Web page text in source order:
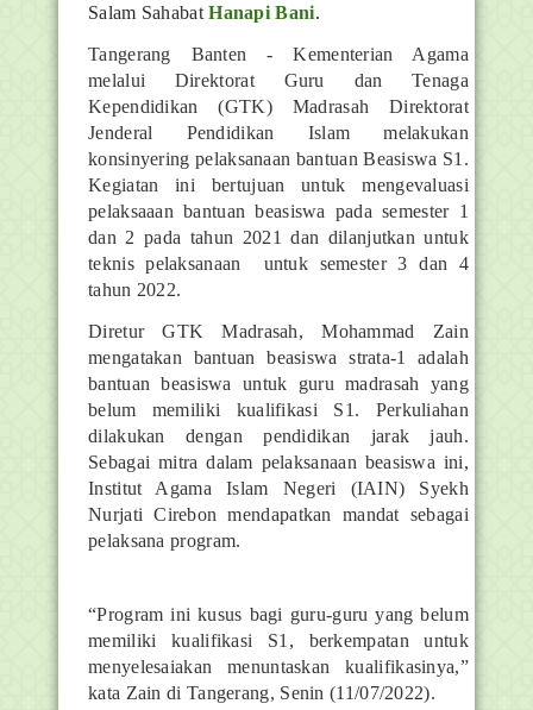
Salam SahabatHanapi Bani.
Tangerang Banten - Kementerian Agama
melalui Direktorat Guru dan Tenaga
Kependidikan (GTK) Madrasah Direktorat
Jenderal Pendidikan Islam melakukan
konsinyering pelaksanaan bantuan Beasiswa S1.
Kegiatan ini bertujuan untuk mengevaluasi
pelaksaaan bantuan beasiswa pada semester 1
dan 2 pada tahun 2021 dan dilanjutkan untuk
teknis pelaksanaan untuk semester 3 dan 4
tahun 2022.
Diretur GTK Madrasah, Mohammad Zain
mengatakan bantuan beasiswa strata-1 adalah
bantuan beasiswa untuk guru madrasah yang
belum memiliki kualifikasi S1. Perkuliahan
dilakukan dengan pendidikan jarak jauh.
Sebagai mitra dalam pelaksanaan beasiswa ini,
Institut Agama Islam Negeri (IAIN) Syekh
Nurjati Cirebon mendapatkan mandat sebagai
pelaksana program.
“Program ini kusus bagi guru-guru yang belum
memiliki kualifikasi S1, berkempatan untuk
menyelesaiakan menuntaskan kualifikasinya,”
kata Zain di Tangerang, Senin (11/07/2022).